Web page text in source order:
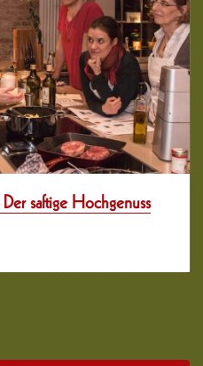
saftige Hochgenuss